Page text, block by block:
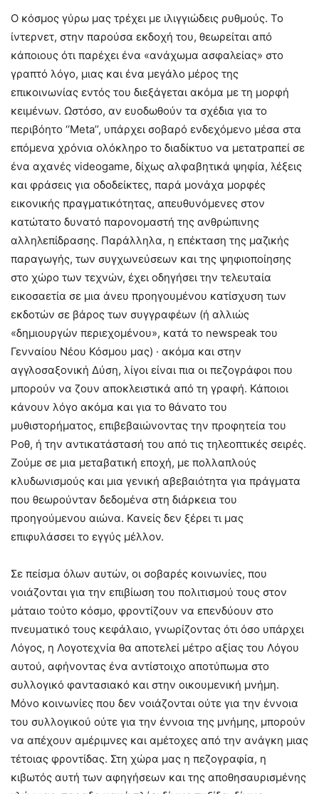
Ο κόσμος γύρω μας τρέχει με ιλιγγιώδεις ρυθμούς. Το
ίντερνετ, στην παρούσα εκδοχή του, θεωρείται από
κάποιους ότι παρέχει ένα «ανάχωμα ασφαλείας» στο
γραπτό λόγο, μιας και ένα μεγάλο μέρος της
επικοινωνίας εντός του διεξάγεται ακόμα με τη μορφή
κειμένων. Ωστόσο, αν ευοδωθούν τα σχέδια για το
περιβόητο ‘‘Meta’’, υπάρχει σοβαρό ενδεχόμενο μέσα στα
επόμενα χρόνια ολόκληρο το διαδίκτυο να μετατραπεί σε
ένα αχανές videogame, δίχως αλφαβητικά ψηφία, λέξεις
και φράσεις για οδοδείκτες, παρά μονάχα μορφές
εικονικής πραγματικότητας, απευθυνόμενες στον
κατώτατο δυνατό παρονομαστή της ανθρώπινης
αλληλεπίδρασης. Παράλληλα, η επέκταση της μαζικής
παραγωγής, των συγχωνεύσεων και της ψηφιοποίησης
στο χώρο των τεχνών, έχει οδηγήσει την τελευταία
εικοσαετία σε μια άνευ προηγουμένου κατίσχυση των
εκδοτών σε βάρος των συγγραφέων (ή αλλιώς
«δημιουργών περιεχομένου», κατά το newspeak του
Γενναίου Νέου Κόσμου μας) · ακόμα και στην
αγγλοσαξονική Δύση, λίγοι είναι πια οι πεζογράφοι που
μπορούν να ζουν αποκλειστικά από τη γραφή. Κάποιοι
κάνουν λόγο ακόμα και για το θάνατο του
μυθιστορήματος, επιβεβαιώνοντας την προφητεία του
Ροθ, ή την αντικατάστασή του από τις τηλεοπτικές σειρές.
Ζούμε σε μια μεταβατική εποχή, με πολλαπλούς
κλυδωνισμούς και μια γενική αβεβαιότητα για πράγματα
που θεωρούνταν δεδομένα στη διάρκεια τoυ
προηγούμενου αιώνα. Κανείς δεν ξέρει τι μας
επιφυλάσσει το εγγύς μέλλον.
Σε πείσμα όλων αυτών, οι σοβαρές κοινωνίες, που
νοιάζονται για την επιβίωση του πολιτισμού τους στον
μάταιο τούτο κόσμο, φροντίζουν να επενδύουν στο
πνευματικό τους κεφάλαιο, γνωρίζοντας ότι όσο υπάρχει
Λόγος, η Λογοτεχνία θα αποτελεί μέτρο αξίας του Λόγου
αυτού, αφήνοντας ένα αντίστοιχο αποτύπωμα στο
συλλογικό φαντασιακό και στην οικουμενική μνήμη.
Μόνο κοινωνίες που δεν νοιάζονται ούτε για την έννοια
του συλλογικού ούτε για την έννοια της μνήμης, μπορούν
να απέχουν αμέριμνες και αμέτοχες από την ανάγκη μιας
τέτοιας φροντίδας. Στη χώρα μας η πεζογραφία, η
κιβωτός αυτή των αφηγήσεων και της αποθησαυρισμένης